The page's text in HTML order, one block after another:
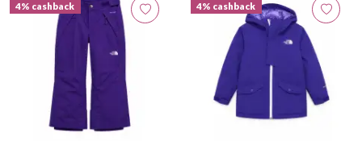
4% cashback 4% cashback